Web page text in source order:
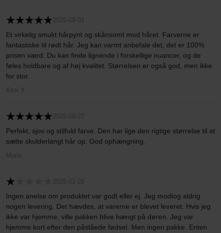
2026-08-01
Et virkelig smukt hårpynt og skånsomt mod håret. Farverne er
fantastiske til rødt hår. Jeg kan varmt anbefale det, det er 100%
prisen værd. Du kan finde lignende i forskellige nuancer, og de
føles holdbare og af høj kvalitet. Størrelsen er også god, men ikke
for stor.
Kirsi Y
2025-08-27
Perfekt, sjov og stilfuld farve. Den har lige den rigtige størrelse til at
sætte skulderlangt hår op. God ophængning.
Maria
2025-01-26
Ingen anelse om produktet var godt eller ej. Jeg modtog aldrig
nogen levering. Det hævdes, at varerne er blevet leveret. Hvis jeg
ikke var hjemme, ville pakken blive hængt på døren. Jeg var
hjemme kort efter den påståede fødsel. Men ingen pakke. Enten